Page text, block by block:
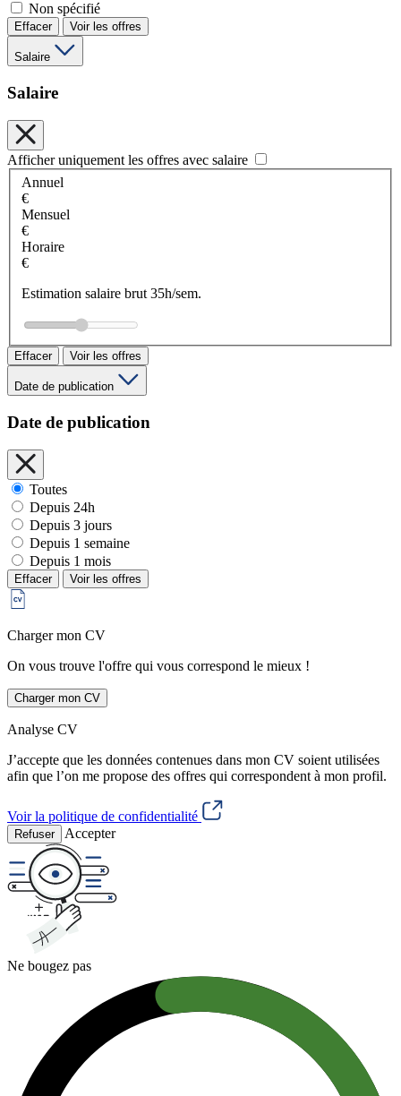
Non spécifié
Effacer Voir les offres
Salaire
Salaire
Afficher uniquement les offres avec salaire
Annuel
€
Mensuel
€
Horaire
€
Estimation salaire brut 35h/sem.
Effacer Voir les offres
Date de publication
Date de publication
Toutes
Depuis 24h
Depuis 3 jours
Depuis 1 semaine
Depuis 1 mois
Effacer Voir les offres
Charger mon CV
On vous trouve l'offre qui vous correspond le mieux !
Charger mon CV
Analyse CV
J’accepte que les données contenues dans mon CV soient utilisées
afin que l’on me propose des offres qui correspondent à mon profil.
Voir la politique de confidentialité
Refuser Accepter
Ne bougez pas